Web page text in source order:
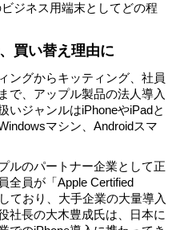
ジネス用端末としてどの程
買い替え理由に
ングからキッティング、社員
で、アップル製品の法人導入
いジャンルはiPhoneやiPadと
マシン、Androidスマ
ルのパートナー企業として正
全員が「Apple Certified
ており、大手企業の大量導入
社長の大木豊成氏は、日本に